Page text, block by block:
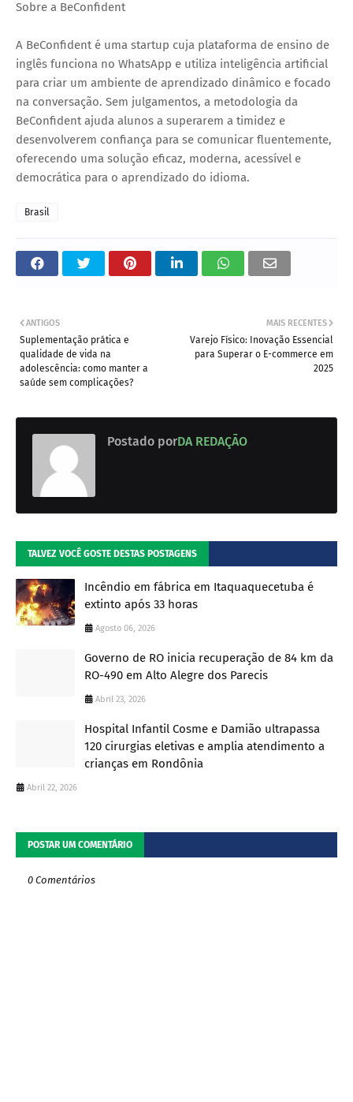
Sobre a BeConfident
A BeConfident é uma startup cuja plataforma de ensino de
inglês funciona no WhatsApp e utiliza inteligência artificial
para criar um ambiente de aprendizado dinâmico e focado
na conversação. Sem julgamentos, a metodologia da
BeConfident ajuda alunos a superarem a timidez e
desenvolverem confiança para se comunicar fluentemente,
oferecendo uma solução eficaz, moderna, acessível e
democrática para o aprendizado do idioma.
Brasil
MAIS RECENTES
Varejo Físico: Inovação Essencial
para Superar o E-commerce em
2025
ANTIGOS
Suplementação prática e
qualidade de vida na
adolescência: como manter a
saúde sem complicações?
Postado porDA REDAÇÃO
TALVEZ VOCÊ GOSTE DESTAS POSTAGENS
Incêndio em fábrica em Itaquaquecetuba é
extinto após 33 horas
Agosto 06, 2026
Governo de RO inicia recuperação de 84 km da
RO-490 em Alto Alegre dos Parecis
Abril 23, 2026
Hospital Infantil Cosme e Damião ultrapassa
120 cirurgias eletivas e amplia atendimento a
crianças em Rondônia
Abril 22, 2026
POSTAR UM COMENTÁRIO
0 Comentários